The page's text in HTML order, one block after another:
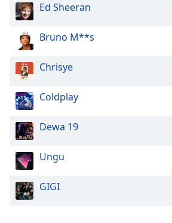
Ed Sheeran
Bruno M**s
Chrisye
Coldplay
Dewa 19
Ungu
GIGI